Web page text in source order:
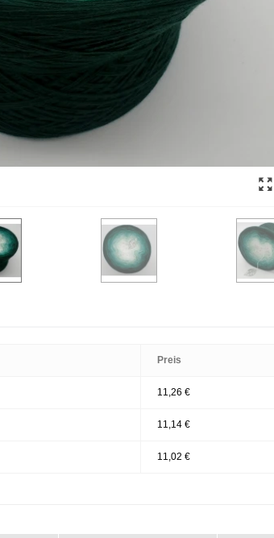
Preis
11,26 €
11,14 €
11,02 €